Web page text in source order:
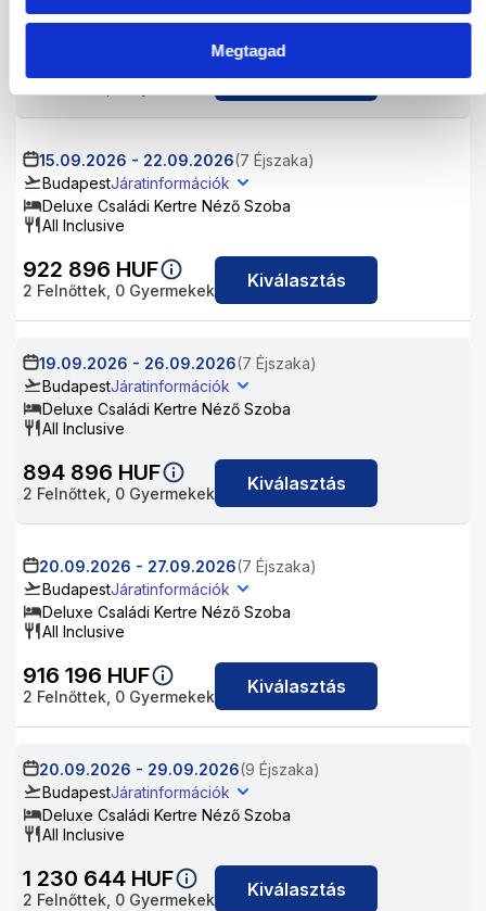
Megtagad
All Inclusive
Kiválasztás
15.09.2026 - 22.09.2026(7 Éjszaka)
BudapestJáratinformációk
Deluxe Családi Kertre Néző Szoba
All Inclusive
922 896 HUF
2 Felnőttek, 0 Gyermekek Kiválasztás
19.09.2026 - 26.09.2026(7 Éjszaka)
BudapestJáratinformációk
Deluxe Családi Kertre Néző Szoba
All Inclusive
894 896 HUF
2 Felnőttek, 0 Gyermekek Kiválasztás
20.09.2026 - 27.09.2026(7 Éjszaka)
BudapestJáratinformációk
Deluxe Családi Kertre Néző Szoba
All Inclusive
916 196 HUF
2 Felnőttek, 0 Gyermekek Kiválasztás
20.09.2026 - 29.09.2026(9 Éjszaka)
BudapestJáratinformációk
Deluxe Családi Kertre Néző Szoba
All Inclusive
1 230 644 HUF
2 Felnőttek, 0 Gyermekek Kiválasztás